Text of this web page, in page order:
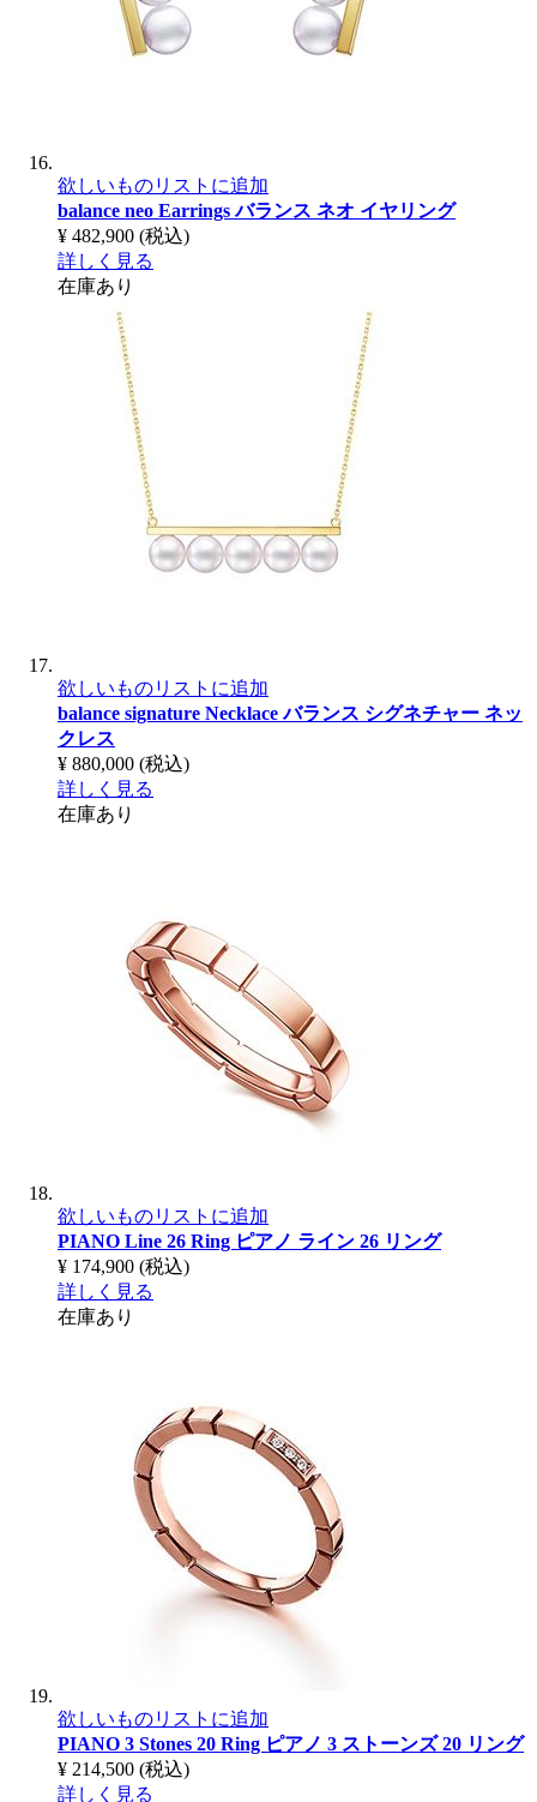
欲しいものリストに追加
balance neo Earringsバランス ネオ イヤリング
¥ 482,900 (税込)
詳しく見る
在庫あり
欲しいものリストに追加
balance signature Necklaceバランス シグネチャー ネッ
クレス
¥ 880,000 (税込)
詳しく見る
在庫あり
欲しいものリストに追加
PIANO Line 26 Ring ピアノ ライン 26 リング
¥ 174,900 (税込)
詳しく見る
在庫あり
欲しいものリストに追加
PIANO 3 Stones 20 Ring ピアノ 3 ストーンズ 20 リング
¥ 214,500 (税込)
詳しく見る